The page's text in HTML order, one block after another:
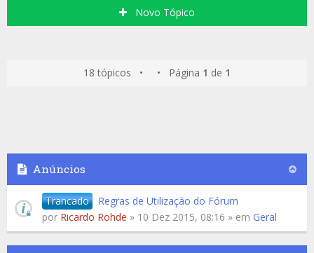
Novo Tópico
18 tópicos • • Página 1 de 1
Anúncios
Trancado
Regras de Utilização do Fórum
por Ricardo Rohde » 10 Dez 2015, 08:16 » em Geral